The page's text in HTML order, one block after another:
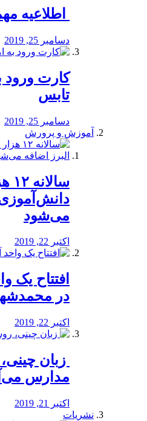
اطلاعیه
دسامبر 25, 2019
کارت ورود
تابس
دسامبر 25, 2019
آموزش و پرورش
دانش‌آموزی
می‌شود
اکتبر 22, 2019
افتتاح یک
در
اکتبر 22, 2019
زبان
مدارس
اکتبر 21, 2019
نشریات